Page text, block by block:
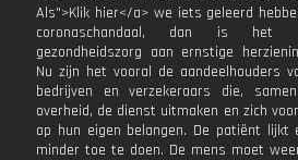
Als">Klik hier</a> we iets geleerd
coronaschandaal, dan is
gezondheidszorg aan ernstige
Nu zijn het vooral de aandeelhouders
bedrijven en verzekeraars die,
overheid, de dienst uitmaken en zich
op hun eigen belangen. De patiënt lijkt
minder toe te doen. De mens moet